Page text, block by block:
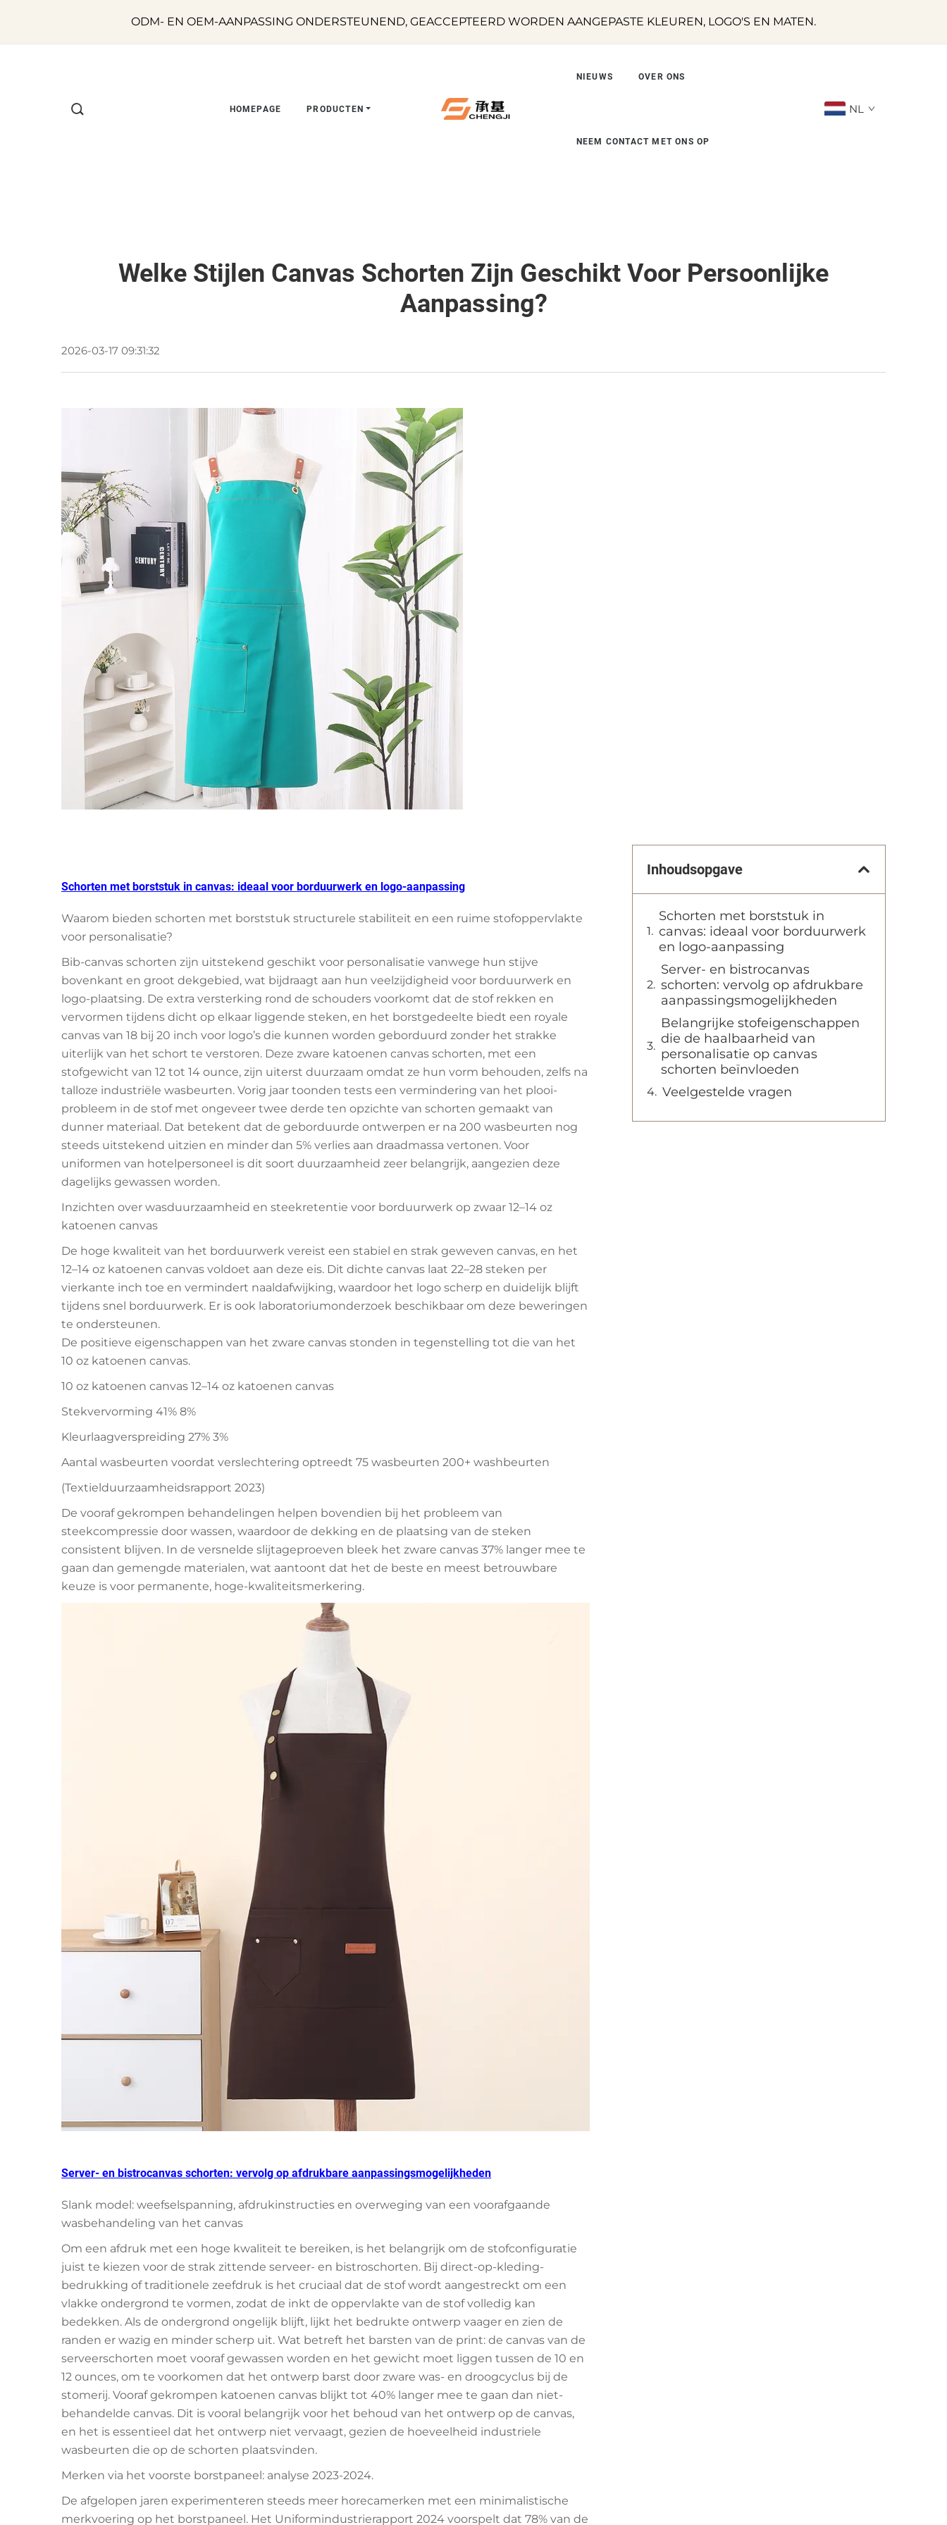
ODM- EN OEM-AANPASSING ONDERSTEUNEND, GEACCEPTEERD WORDEN AANGEPASTE KLEUREN, LOGO'S EN MATEN.
HOMEPAGE PRODUCTEN
NIEUWS OVER ONS
NEEM CONTACT MET ONS OP
NL
Welke Stijlen Canvas Schorten Zijn Geschikt Voor Persoonlijke
Aanpassing?
2026-03-17 09:31:32
Schorten met borststuk in canvas: ideaal voor borduurwerk en logo-aanpassing
Waarom bieden schorten met borststuk structurele stabiliteit en een ruime stofoppervlakte
voor personalisatie?
Bib-canvas schorten zijn uitstekend geschikt voor personalisatie vanwege hun stijve
bovenkant en groot dekgebied, wat bijdraagt aan hun veelzijdigheid voor borduurwerk en
logo-plaatsing. De extra versterking rond de schouders voorkomt dat de stof rekken en
vervormen tijdens dicht op elkaar liggende steken, en het borstgedeelte biedt een royale
canvas van 18 bij 20 inch voor logo’s die kunnen worden geborduurd zonder het strakke
uiterlijk van het schort te verstoren. Deze zware katoenen canvas schorten, met een
stofgewicht van 12 tot 14 ounce, zijn uiterst duurzaam omdat ze hun vorm behouden, zelfs na
talloze industriële wasbeurten. Vorig jaar toonden tests een vermindering van het plooi-
probleem in de stof met ongeveer twee derde ten opzichte van schorten gemaakt van
dunner materiaal. Dat betekent dat de geborduurde ontwerpen er na 200 wasbeurten nog
steeds uitstekend uitzien en minder dan 5% verlies aan draadmassa vertonen. Voor
uniformen van hotelpersoneel is dit soort duurzaamheid zeer belangrijk, aangezien deze
dagelijks gewassen worden.
Inzichten over wasduurzaamheid en steekretentie voor borduurwerk op zwaar 12–14 oz
katoenen canvas
De hoge kwaliteit van het borduurwerk vereist een stabiel en strak geweven canvas, en het
12–14 oz katoenen canvas voldoet aan deze eis. Dit dichte canvas laat 22–28 steken per
vierkante inch toe en vermindert naaldafwijking, waardoor het logo scherp en duidelijk blijft
tijdens snel borduurwerk. Er is ook laboratoriumonderzoek beschikbaar om deze beweringen
te ondersteunen.
De positieve eigenschappen van het zware canvas stonden in tegenstelling tot die van het
10 oz katoenen canvas.
10 oz katoenen canvas 12–14 oz katoenen canvas
Stekvervorming 41% 8%
Kleurlaagverspreiding 27% 3%
Aantal wasbeurten voordat verslechtering optreedt 75 wasbeurten 200+ washbeurten
(Textielduurzaamheidsrapport 2023)
De vooraf gekrompen behandelingen helpen bovendien bij het probleem van
steekcompressie door wassen, waardoor de dekking en de plaatsing van de steken
consistent blijven. In de versnelde slijtageproeven bleek het zware canvas 37% langer mee te
gaan dan gemengde materialen, wat aantoont dat het de beste en meest betrouwbare
keuze is voor permanente, hoge-kwaliteitsmerkering.
Server- en bistrocanvas schorten: vervolg op afdrukbare aanpassingsmogelijkheden
Slank model: weefselspanning, afdrukinstructies en overweging van een voorafgaande
wasbehandeling van het canvas
Om een afdruk met een hoge kwaliteit te bereiken, is het belangrijk om de stofconfiguratie
juist te kiezen voor de strak zittende serveer- en bistroschorten. Bij direct-op-kleding-
bedrukking of traditionele zeefdruk is het cruciaal dat de stof wordt aangestreckt om een
vlakke ondergrond te vormen, zodat de inkt de oppervlakte van de stof volledig kan
bedekken. Als de ondergrond ongelijk blijft, lijkt het bedrukte ontwerp vaager en zien de
randen er wazig en minder scherp uit. Wat betreft het barsten van de print: de canvas van de
serveerschorten moet vooraf gewassen worden en het gewicht moet liggen tussen de 10 en
12 ounces, om te voorkomen dat het ontwerp barst door zware was- en droogcyclus bij de
stomerij. Vooraf gekrompen katoenen canvas blijkt tot 40% langer mee te gaan dan niet-
behandelde canvas. Dit is vooral belangrijk voor het behoud van het ontwerp op de canvas,
en het is essentieel dat het ontwerp niet vervaagt, gezien de hoeveelheid industriele
wasbeurten die op de schorten plaatsvinden.
Merken via het voorste borstpaneel: analyse 2023-2024.
De afgelopen jaren experimenteren steeds meer horecamerken met een minimalistische
merkvoering op het borstpaneel. Het Uniformindustrierapport 2024 voorspelt dat 78% van de
Inhoudsopgave
Schorten met borststuk in
canvas: ideaal voor borduurwerk
en logo-aanpassing
Server- en bistrocanvas
schorten: vervolg op afdrukbare
aanpassingsmogelijkheden
Belangrijke stofeigenschappen
die de haalbaarheid van
personalisatie op canvas
schorten beïnvloeden
Veelgestelde vragen